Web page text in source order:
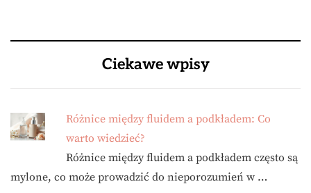
Ciekawe wpisy
Różnice między fluidem a podkładem: Co
warto wiedzieć?
Różnice między fluidem a podkładem często są
mylone, co może prowadzić do nieporozumień w …